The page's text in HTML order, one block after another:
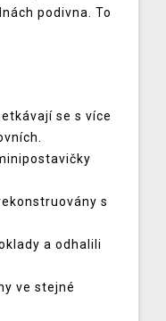
podivna. To
se s více
s
a odhalili
ve stejné